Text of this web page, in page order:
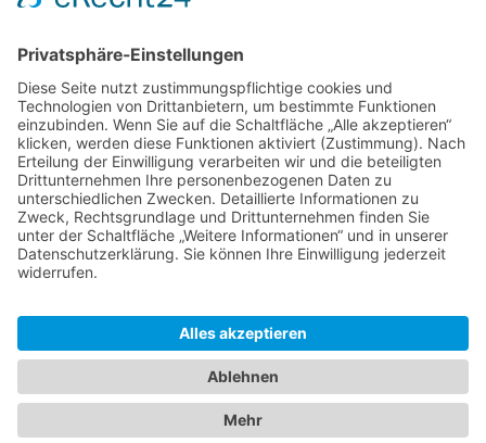
Heute:
1
Gestern:
4
Diese Woche:
Letzte Woche:
37
Dieser Monat:
39
Letzter Monat:
166
Letztes Jahr:
2.882
Total:
21.944
© 2024TV